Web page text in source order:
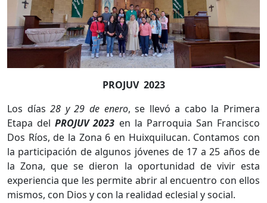
PROJUV 2023
Los días28 y 29 de enero, se llevó a cabo la Primera
Etapa delPROJUV 2023 en la Parroquia San Francisco
Dos Ríos, de la Zona 6 en Huixquilucan. Contamos con
la participación de algunos jóvenes de 17 a 25 años de
la Zona, que se dieron la oportunidad de vivir esta
experiencia que les permite abrir al encuentro con ellos
mismos, con Dios y con la realidad eclesial y social.